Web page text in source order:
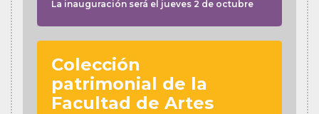
La inauguración será el jueves 2 de octubre
Colección
patrimonial de la
Facultad de Artes